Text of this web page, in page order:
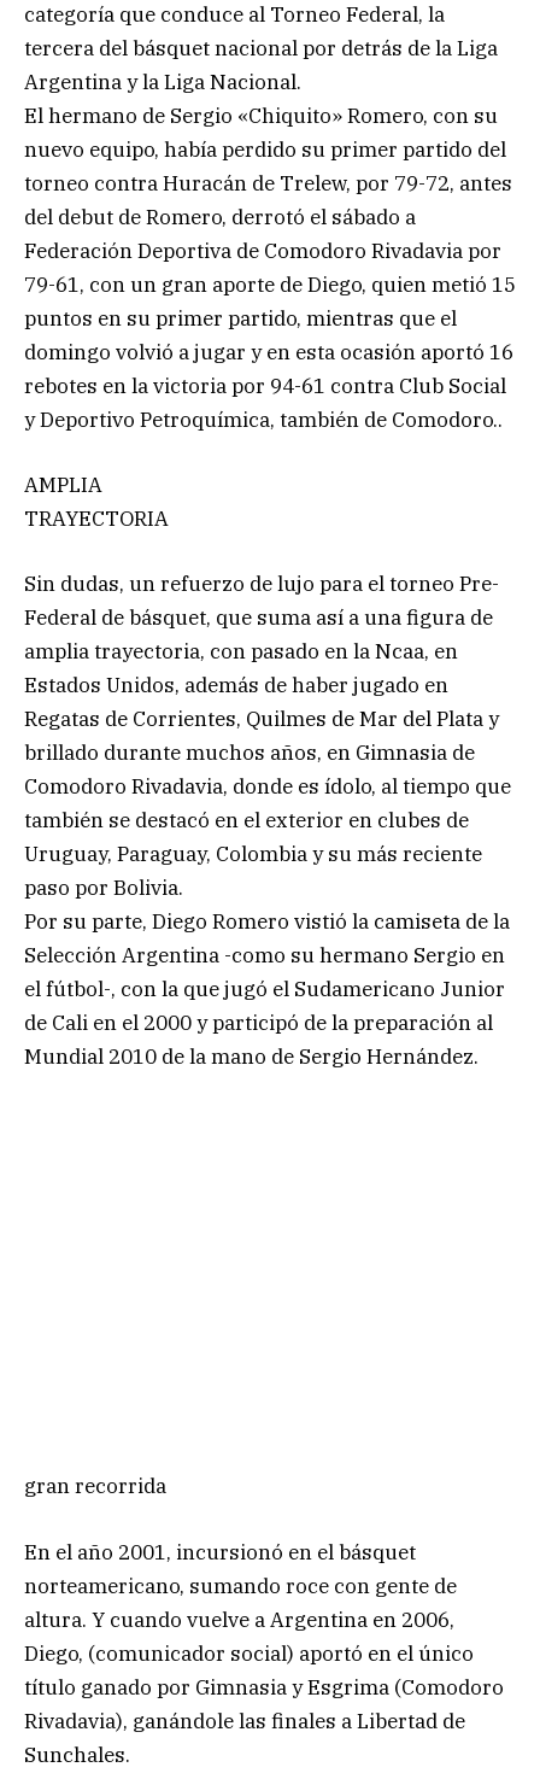
categoría que conduce al Torneo Federal, la
tercera del básquet nacional por detrás de la Liga
Argentina y la Liga Nacional.
El hermano de Sergio «Chiquito» Romero, con su
nuevo equipo, había perdido su primer partido del
torneo contra Huracán de Trelew, por 79-72, antes
del debut de Romero, derrotó el sábado a
Federación Deportiva de Comodoro Rivadavia por
79-61, con un gran aporte de Diego, quien metió 15
puntos en su primer partido, mientras que el
domingo volvió a jugar y en esta ocasión aportó 16
rebotes en la victoria por 94-61 contra Club Social
y Deportivo Petroquímica, también de Comodoro..
AMPLIA
TRAYECTORIA
Sin dudas, un refuerzo de lujo para el torneo Pre-
Federal de básquet, que suma así a una figura de
amplia trayectoria, con pasado en la Ncaa, en
Estados Unidos, además de haber jugado en
Regatas de Corrientes, Quilmes de Mar del Plata y
brillado durante muchos años, en Gimnasia de
Comodoro Rivadavia, donde es ídolo, al tiempo que
también se destacó en el exterior en clubes de
Uruguay, Paraguay, Colombia y su más reciente
paso por Bolivia.
Por su parte, Diego Romero vistió la camiseta de la
Selección Argentina -como su hermano Sergio en
el fútbol-, con la que jugó el Sudamericano Junior
de Cali en el 2000 y participó de la preparación al
Mundial 2010 de la mano de Sergio Hernández.
gran recorrida
En el año 2001, incursionó en el básquet
norteamericano, sumando roce con gente de
altura. Y cuando vuelve a Argentina en 2006,
Diego, (comunicador social) aportó en el único
título ganado por Gimnasia y Esgrima (Comodoro
Rivadavia), ganándole las finales a Libertad de
Sunchales.